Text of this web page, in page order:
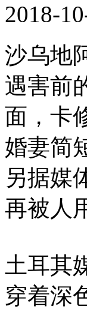
2018-
沙乌地
遇害前
面，卡
婚妻简
另据媒
再被人
土耳其
穿着深